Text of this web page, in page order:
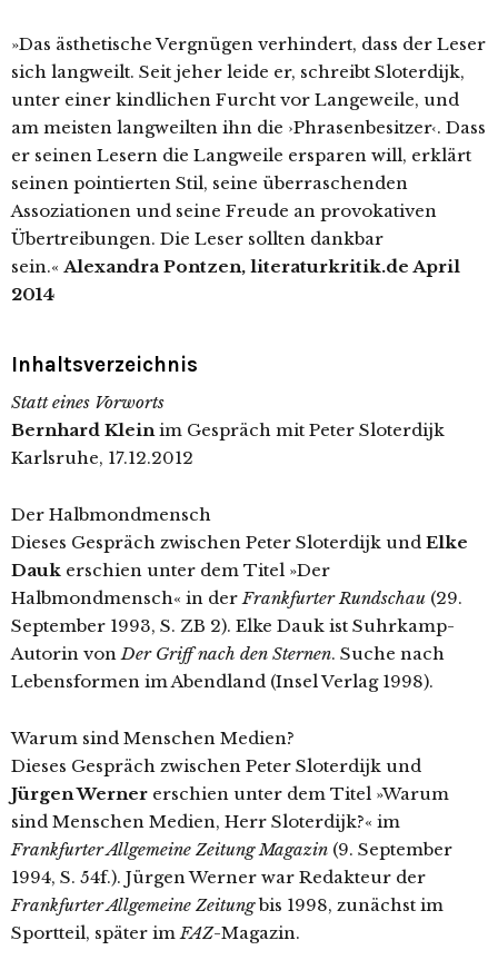
»Das ästhetische Vergnügen verhindert, dass der Leser
sich langweilt. Seit jeher leide er, schreibt Sloterdijk,
unter einer kindlichen Furcht vor Langeweile, und
am meisten langweilten ihn die ›Phrasenbesitzer‹. Dass
er seinen Lesern die Langweile ersparen will, erklärt
seinen pointierten Stil, seine überraschenden
Assoziationen und seine Freude an provokativen
Übertreibungen. Die Leser sollten dankbar
sein.« Alexandra Pontzen, literaturkritik.de April
2014
Inhaltsverzeichnis
Statt eines Vorworts
Bernhard Kleinim Gespräch mit Peter Sloterdijk
Karlsruhe, 17.12.2012
Der Halbmondmensch
Dieses Gespräch zwischen Peter Sloterdijk und Elke
Dauk erschien unter dem Titel »Der
Halbmondmensch« in derFrankfurter Rundschau (29.
September 1993, S. ZB 2). Elke Dauk ist Suhrkamp-
Autorin vonDer Griff nach den Sternen. Suche nach
Lebensformen im Abendland (Insel Verlag 1998).
Warum sind Menschen Medien?
Dieses Gespräch zwischen Peter Sloterdijk und
Jürgen Werner erschien unter dem Titel »Warum
sind Menschen Medien, Herr Sloterdijk?« im
Frankfurter Allgemeine Zeitung Magazin (9. September
1994, S. 54f.). Jürgen Werner war Redakteur der
Frankfurter Allgemeine Zeitungbis 1998, zunächst im
Sportteil, später imFAZ-Magazin.